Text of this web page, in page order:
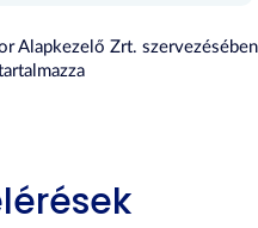
Alapkezelő Zrt.